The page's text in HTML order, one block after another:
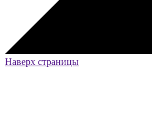
Наверх страницы